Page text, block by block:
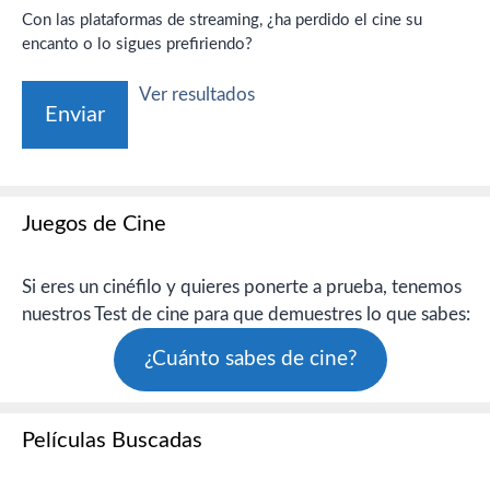
Con las plataformas de streaming, ¿ha perdido el cine su
encanto o lo sigues prefiriendo?
Ver resultados
Juegos de Cine
Si eres un cinéfilo y quieres ponerte a prueba, tenemos
nuestros Test de cine para que demuestres lo que sabes:
¿Cuánto sabes de cine?
Películas Buscadas